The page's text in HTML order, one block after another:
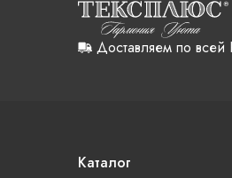
Доставляем по всей
Каталог